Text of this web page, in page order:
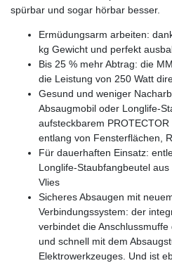
spürbar und sogar hörbar besser.
Ermüdungsarm arbeiten:
kg Gewicht und perfekt
Bis 25 % mehr Abtrag: die
die Leistung von 250 Watt
Gesund und weniger
Absaugmobil oder Longlife-
aufsteckbarem
entlang von Fensterflächen,
Für dauerhaften Einsatz:
Longlife-Staubfangbeutel
Vlies
Sicheres Absaugen mit
Verbindungssystem: der
verbindet die
und schnell mit dem
Elektrowerkzeuges. Und ist